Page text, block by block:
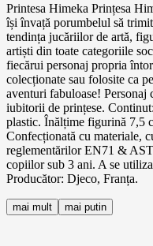
Printesa Himeka Prințesa
își învață porumbelul să
tendința jucăriilor de artă,
artiști din toate categoriile
fiecărui personaj propria
colecționate sau folosite ca
aventuri fabuloase! Personaj
iubitorii de prințese.
plastic. Înălțime figurină 7,5
Confecționată cu materiale,
reglementărilor EN71 &
copiilor sub 3 ani. A se
Producător: Djeco, Franța.
mai mult mai putin